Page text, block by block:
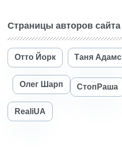
Страницы авторов сайта
Отто Йорк Таня Адамс
Олег Шарп СтопРаша
RealiUA